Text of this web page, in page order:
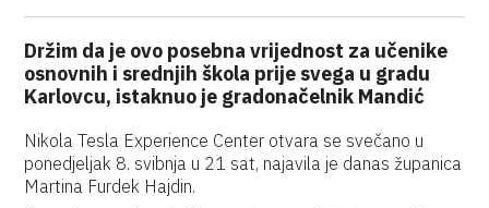
Držim da je ovo posebna vrijednost za učenike
osnovnih i srednjih škola prije svega u gradu
Karlovcu, istaknuo je gradonačelnik Mandić
Nikola Tesla Experience Center otvara se svečano u
ponedjeljak 8. svibnja u 21 sat, najavila je danas županica
Martina Furdek Hajdin.